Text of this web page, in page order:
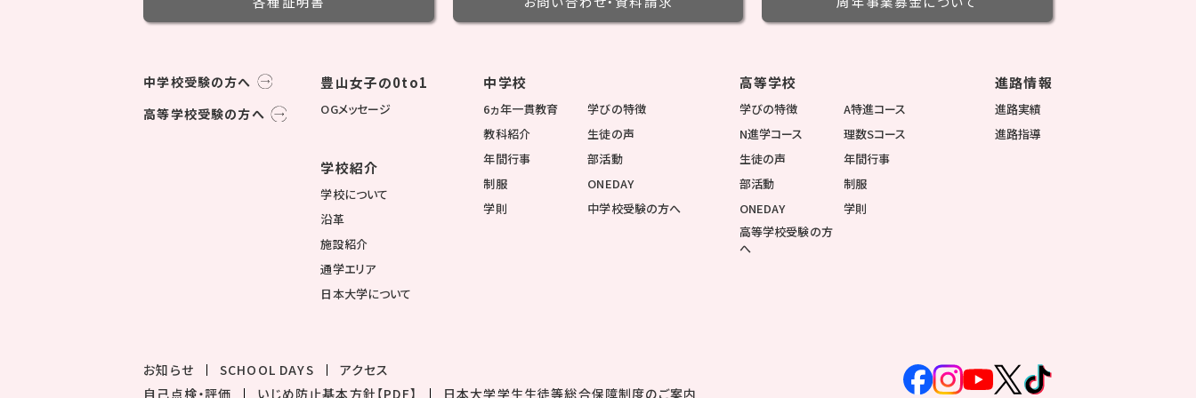
中学校受験の方へ
高等学校受験の方へ
豊山女子の0to1
OGメッセージ
学校紹介
学校について
沿革
施設紹介
通学エリア
日本大学について
中学校
6ヵ年一貫教育
学びの特徴
教科紹介
生徒の声
年間行事
部活動
制服
ONEDAY
学則
中学校受験の方へ
高等学校
学びの特徴
A特進コース
N進学コース
理数Sコース
生徒の声
年間行事
部活動
制服
ONEDAY
学則
高等学校受験の方
へ
進路情報
進路実績
進路指導
お知らせ SCHOOL DAYS
アクセス
自己点検・評価
いじめ防止基本方針【PDF】 日本大学学生生徒等総合保障制度のご案内